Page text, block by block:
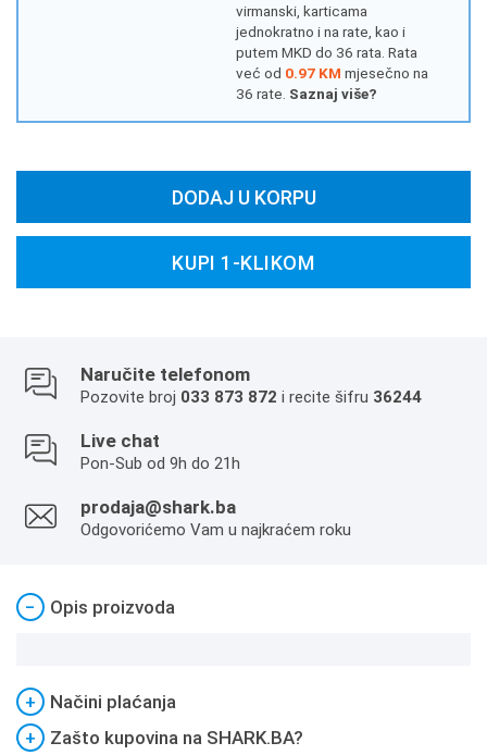
virmanski, karticama
jednokratno i na rate, kao i
putem MKD do 36 rata. Rata
već od 0.97 KM mjesečno na
36 rate. Saznaj više?
DODAJ U KORPU
KUPI 1-KLIKOM
Naručite telefonom
Pozovite broj 033 873 872 i recite šifru 36244
Live chat
Pon-Sub od 9h do 21h
prodaja@shark.ba
Odgovorićemo Vam u najkraćem roku
− Opis proizvoda
+
Načini plaćanja
+
Zašto kupovina na SHARK.BA?